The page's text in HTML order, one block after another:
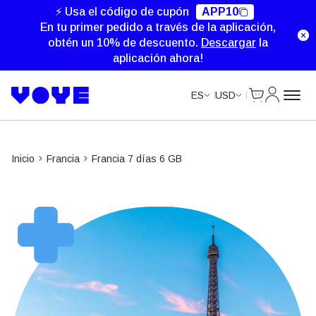
⚡ Usa el código de cupón
APP10
En tu primer pedido a través de la aplicación,
obtén un 10% de descuento. Descargar la
aplicación ahora!
ES USD
Inicio Francia Francia 7 días 6 GB
Unlimited Data
Unlimited Data